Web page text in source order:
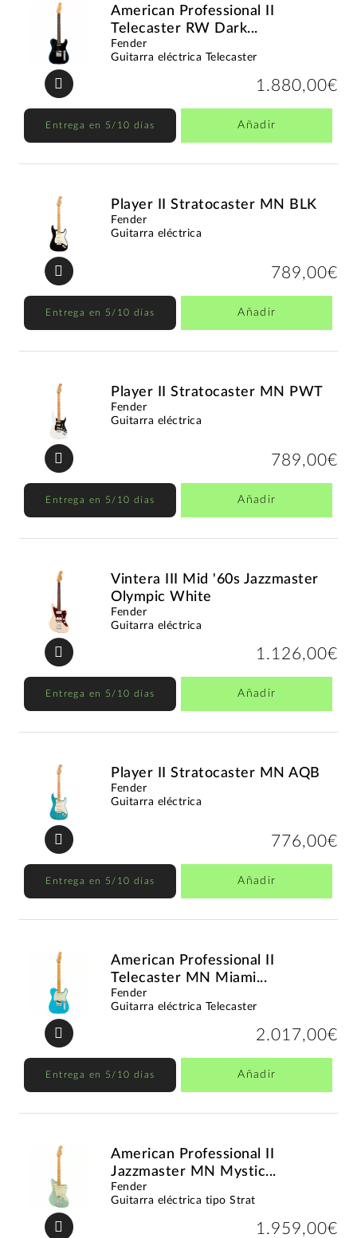
American Professional II
Telecaster RW Dark...
Fender
Guitarra eléctrica Telecaster
1.880,00€
Entrega en 5/10 días Añadir
Player II Stratocaster MN BLK
Fender
Guitarra eléctrica
789,00€
Entrega en 5/10 días Añadir
Player II Stratocaster MN PWT
Fender
Guitarra eléctrica
789,00€
Entrega en 5/10 días Añadir
Vintera III Mid '60s Jazzmaster
Olympic White
Fender
Guitarra eléctrica
1.126,00€
Entrega en 5/10 días Añadir
Player II Stratocaster MN AQB
Fender
Guitarra eléctrica
776,00€
Entrega en 5/10 días Añadir
American Professional II
Telecaster MN Miami...
Fender
Guitarra eléctrica Telecaster
2.017,00€
Entrega en 5/10 días Añadir
American Professional II
Jazzmaster MN Mystic...
Fender
Guitarra eléctrica tipo Strat
1.959,00€